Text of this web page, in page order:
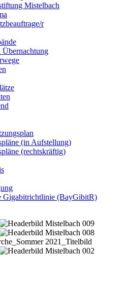
Mistelbach
r
Übernachtung
(in Aufstellung)
(rechtskräftig)
Gigabitrichtlinie (BayGibitR)